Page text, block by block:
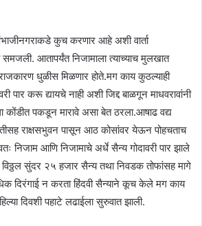
कुच करणार आहे अशी वार्ता
समजली. आतापर्यंत निजामाला त्याच्याच मुलखात
धुळीस मिळणार होते.मग काय कुठल्याही
पार करू द्यायचे नाही अशी जिद्द बाळगून माधवरावांनी
कोंडीत पकडून मारावे असा बेत ठरला.आषाढ वद्य
राक्षसभुवन पासून आठ कोसांवर येऊन पोहचताच
निजाम आणि निजामाचे अर्धे सैन्य गोदावरी पार झाले
विठ्ठल सुंदर २५ हजार सैन्य तथा निवडक तोफांसह मागे
दिरंगाई न करता हिंदवी सैन्याने कूच केले मग काय
दिवशी पहाटे लढाईला सुरुवात झाली.